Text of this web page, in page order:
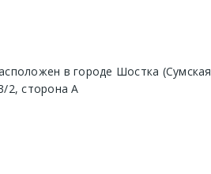
в городе Шостка (Сумская
2, сторона А